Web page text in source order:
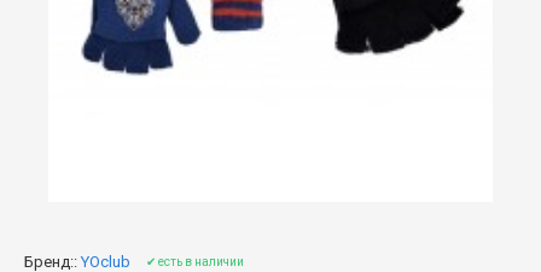
Бренд:: YOclub ✔ есть в наличии